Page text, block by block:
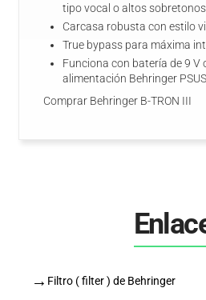
tipo vocal o altos sobretonos.
Carcasa robusta con estilo
True bypass para máxima
Funciona con batería de 9 V
alimentación Behringer
Comprar Behringer B-TRON III
→ Filtro ( filter ) de Behringer